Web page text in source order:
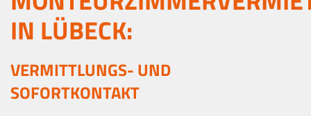
IN LÜBECK:
VERMITTLUNGS- UND
SOFORTKONTAKT